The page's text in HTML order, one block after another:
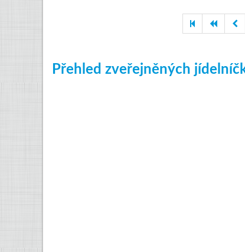
Přehled zveřejněných